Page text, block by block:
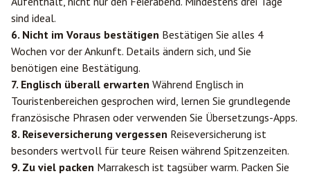
sind ideal.
6. Nicht im Voraus bestätigen Bestätigen Sie alles 4
Wochen vor der Ankunft. Details ändern sich, und Sie
benötigen eine Bestätigung.
7. Englisch überall erwarten Während Englisch in
Touristenbereichen gesprochen wird, lernen Sie grundlegende
französische Phrasen oder verwenden Sie Übersetzungs-Apps.
8. Reiseversicherung vergessen Reiseversicherung ist
besonders wertvoll für teure Reisen während Spitzenzeiten.
9. Zu viel packen Marrakesch ist tagsüber warm. Packen Sie